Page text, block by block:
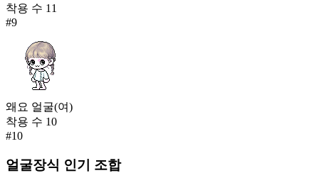
착용 수 11
#9
왜요 얼굴(여)
착용 수 10
#10
얼굴장식 인기 조합